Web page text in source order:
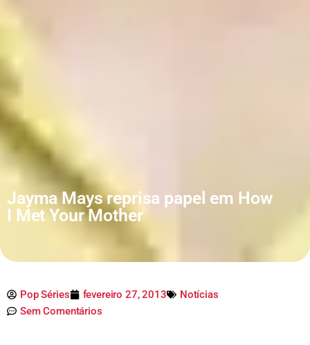
Jayma Mays reprisa papel em How
I Met Your Mother
Pop Séries fevereiro 27, 2013
Notícias
Sem Comentários